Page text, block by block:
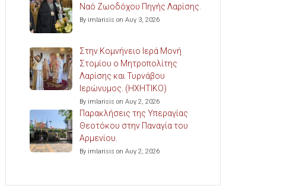
Ναό Ζωοδόχου Πηγής Λαρίσης.
By imlarisis on Αυγ 3, 2026
Στην Κομνήνειο Ιερά Μονή
Στομίου ο Μητροπολίτης
Λαρίσης και Τυρνάβου
Ιερώνυμος. (ΗΧΗΤΙΚΟ)
By imlarisis on Αυγ 2, 2026
Παρακλήσεις της Υπεραγίας
Θεοτόκου στην Παναγία του
Αρμενίου.
By imlarisis on Αυγ 2, 2026